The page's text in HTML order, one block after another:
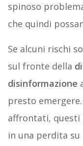
spinoso
che quindi
Se alcuni rischi
sul fronte della
disinformazione
presto
affrontati, questi
in una perdita su